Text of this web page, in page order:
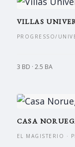
VILLAS
PROGRESSO/
3 BD · 2.5 BA
CASA
EL MAGISTERIO ·